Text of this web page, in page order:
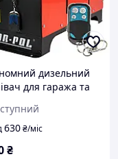
дизельний
для гаража та
12кВт 12V
Обігрівач на
630₴/міс
₴